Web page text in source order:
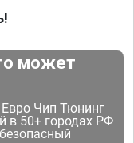
может
Чип Тюнинг
в 50+ городах РФ